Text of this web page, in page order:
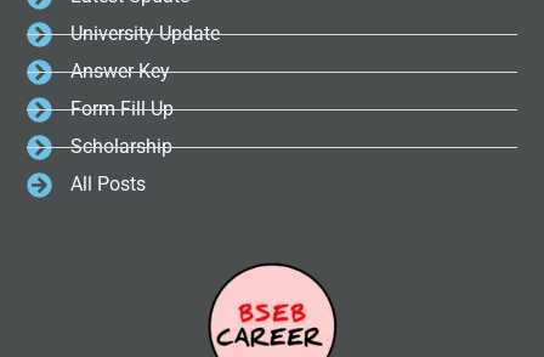
University Update
Answer Key
Form Fill Up
Scholarship
All Posts